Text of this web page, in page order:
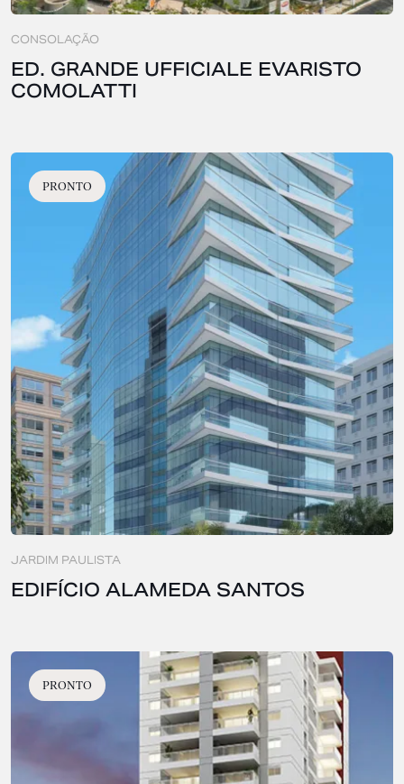
CONSOLAÇÃO
ED. GRANDE UFFICIALE EVARISTO
COMOLATTI
PRONTO
JARDIM PAULISTA
EDIFÍCIO ALAMEDA SANTOS
PRONTO